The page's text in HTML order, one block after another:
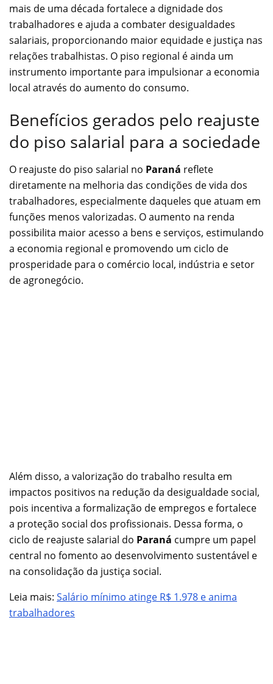
mais de uma década fortalece a dignidade dos
trabalhadores e ajuda a combater desigualdades
salariais, proporcionando maior equidade e justiça nas
relações trabalhistas. O piso regional é ainda um
instrumento importante para impulsionar a economia
local através do aumento do consumo.
Benefícios gerados pelo reajuste
do piso salarial para a sociedade
O reajuste do piso salarial no Paraná reflete
diretamente na melhoria das condições de vida dos
trabalhadores, especialmente daqueles que atuam em
funções menos valorizadas. O aumento na renda
possibilita maior acesso a bens e serviços, estimulando
a economia regional e promovendo um ciclo de
prosperidade para o comércio local, indústria e setor
de agronegócio.
Além disso, a valorização do trabalho resulta em
impactos positivos na redução da desigualdade social,
pois incentiva a formalização de empregos e fortalece
a proteção social dos profissionais. Dessa forma, o
ciclo de reajuste salarial do Paraná cumpre um papel
central no fomento ao desenvolvimento sustentável e
na consolidação da justiça social.
Leia mais: Salário mínimo atinge R$ 1.978 e anima
trabalhadores